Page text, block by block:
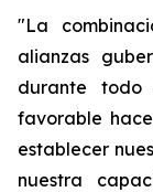
"La
alianzas
durante
favorable
establecer
nuestra